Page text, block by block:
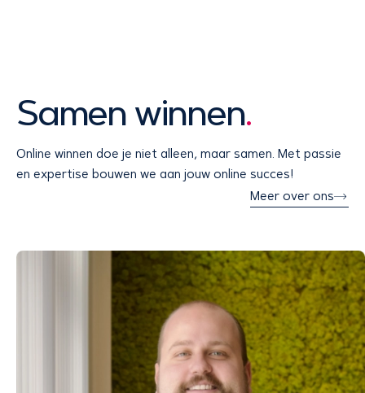
Samen winnen.
Online winnen doe je niet alleen, maar samen. Met passie
en expertise bouwen we aan jouw online succes!
Meer over ons